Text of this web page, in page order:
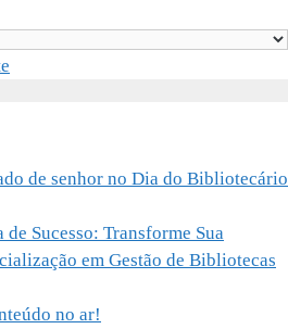
de senhor no Dia do Bibliotecário
Sucesso: Transforme Sua
em Gestão de Bibliotecas
no ar!